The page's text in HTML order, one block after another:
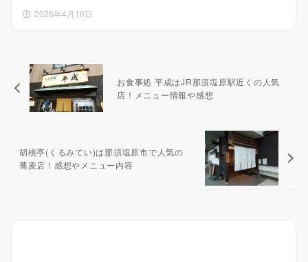
2026年4月10日
お食事処 平成はJR那須塩原駅近くの人気
店！メニュー情報や感想
胡桃亭(くるみてい)は那須塩原市で人気の
蕎麦店！感想やメニュー内容